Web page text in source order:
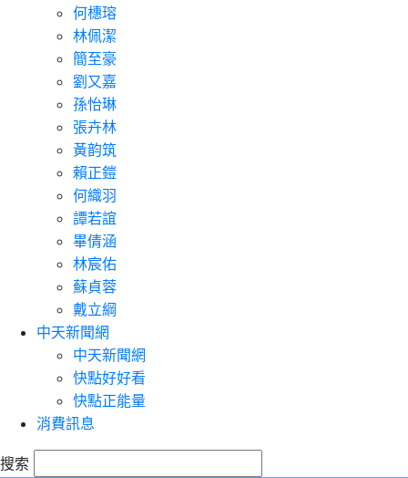
何橞瑢
林佩潔
簡至豪
劉又嘉
孫怡琳
張卉林
黃韵筑
賴正鎧
何織羽
譚若誼
畢倩涵
林宸佑
蘇貞蓉
戴立綱
中天新聞網
中天新聞網
快點好好看
快點正能量
消費訊息
搜索